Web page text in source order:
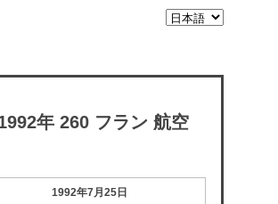
年 260 フラン 航空
1992年7月25日